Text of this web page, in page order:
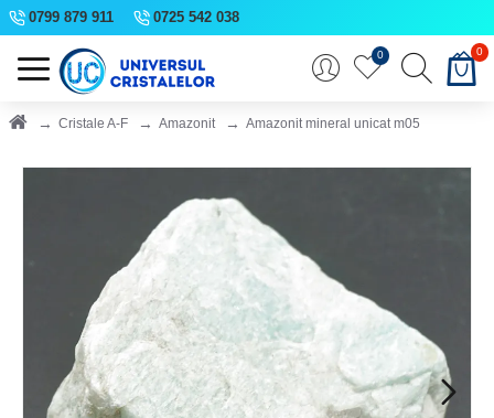
0799 879 911 0725 542 038
0 0
Cristale A-F Amazonit Amazonit mineral unicat m05